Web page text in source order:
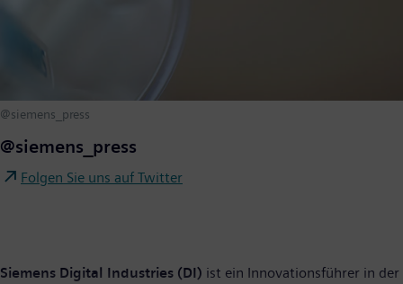
@siemens_press
@siemens_press
Folgen Sie uns auf Twitter
Siemens Digital Industries (DI) ist ein Innovationsführer in der